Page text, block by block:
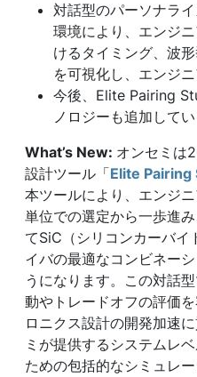
対話型のパーソナラ
環境により、エンジ
けるタイミング、波
を可視化し、エンジ
今後、Elite Pairing
ノロジーも追加して
What’s New: オンセミは
設計ツール「Elite Pairing
本ツールにより、エンジ
単位での選定から一歩進
てSiC（シリコンカーバイ
イバの最適なコンビネー
うになります。この対話
動やトレードオフの評価
ロニクス設計の開発加速
ミが提供するシステムレ
ための包括的なシミュレ